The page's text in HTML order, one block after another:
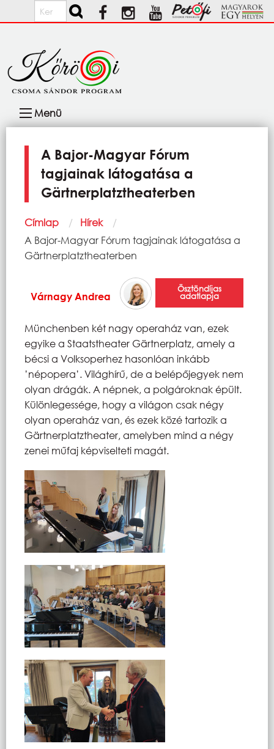
Ugrás a tartalomra
Keresés
navigáció
Menü
A Bajor-Magyar Fórum
tagjainak látogatása a
Gärtnerplatztheaterben
Morzsa
Címlap
Hírek
Current:
A Bajor-Magyar Fórum tagjainak látogatása a
Gärtnerplatztheaterben
Várnagy Andrea
Ösztöndíjas
adatlapja
Münchenben két nagy operaház van, ezek
egyike a Staatstheater Gärtnerplatz, amely a
bécsi a Volksoperhez hasonlóan inkább
’népopera’. Világhírű, de a belépőjegyek nem
olyan drágák. A népnek, a polgároknak épült.
Különlegessége, hogy a világon csak négy
olyan operaház van, és ezek közé tartozik a
Gärtnerplatztheater, amelyben mind a négy
zenei műfaj képviselteti magát.